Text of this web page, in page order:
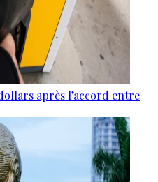
après l’accord entre